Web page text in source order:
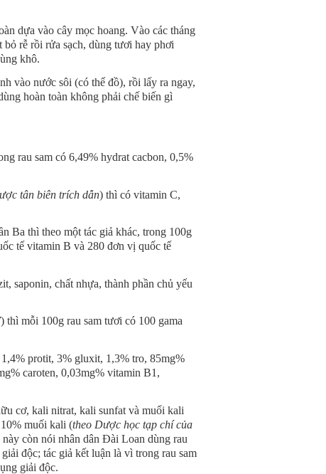
dựa vào cây mọc hoang. Vào các tháng
rễ rồi rửa sạch, dùng tươi hay phơi
khô.
vào nước sôi (có thể đồ), rồi lấy ra ngay,
hoàn toàn không phải chế biến gì
rau sam có 6,49% hydrat cacbon, 0,5%
tân biên trích dẫn) thì có vitamin C,
Ba thì theo một tác giả khác, trong 100g
tế vitamin B và 280 đơn vị quốc tế
saponin, chất nhựa, thành phần chủ yếu
) thì mỗi 100g rau sam tươi có 100 gama
protit, 3% gluxit, 1,3% tro, 85mg%
caroten, 0,03mg% vitamin B1,
cơ, kali nitrat, kali sunfat và muối kali
muối kali (theo Dược học tạp chí của
còn nói nhân dân Đài Loan dùng rau
độc; tác giả kết luận là vì trong rau sam
giải độc.